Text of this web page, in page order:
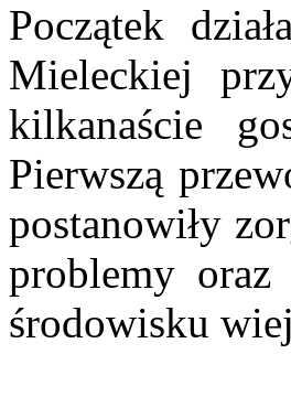
Początek
Mieleckiej
kilkanaście
Pierwszą
postanowiły
problemy oraz
środowisku